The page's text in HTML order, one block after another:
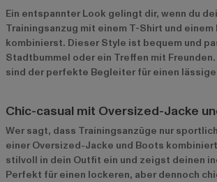
Ein entspannter Look gelingt dir, wenn du
Trainingsanzug mit einem T-Shirt und einem
kombinierst. Dieser Style ist bequem und
Stadtbummel oder ein Treffen mit
sind der perfekte Begleiter für einen
Chic-casual mit Oversized-Jacke
Wer sagt, dass Trainingsanzüge nur
einer Oversized-Jacke und Boots
stilvoll in dein Outfit ein und zeigst deinen
Perfekt für einen lockeren, aber dennoch